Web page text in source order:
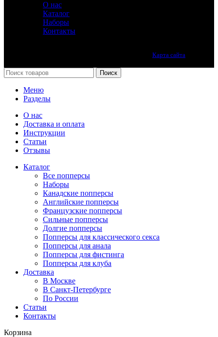
О нас
Каталог
Наборы
Контакты
Карта сайта
Поиск
Меню
Разделы
О нас
Доставка и оплата
Инструкции
Статьи
Отзывы
Каталог
Все попперсы
Наборы
Канадcкие попперсы
Английские попперсы
Французские попперсы
Сильные попперсы
Долгие попперсы
Попперсы для классического секса
Попперсы для анала
Попперсы для фистинга
Попперсы для клуба
Доставка
В Москве
В Санкт-Петербурге
По России
Статьи
Контакты
Корзина